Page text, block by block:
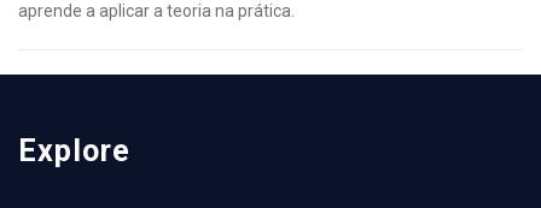
aprende a aplicar a teoria na prática.
Explore